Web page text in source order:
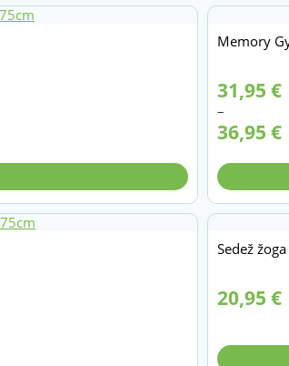
Memory
31,95 €
–
36,95 €
Cenovni
razpon:
31,95 €
36,95 €
Sedež
20,95 €